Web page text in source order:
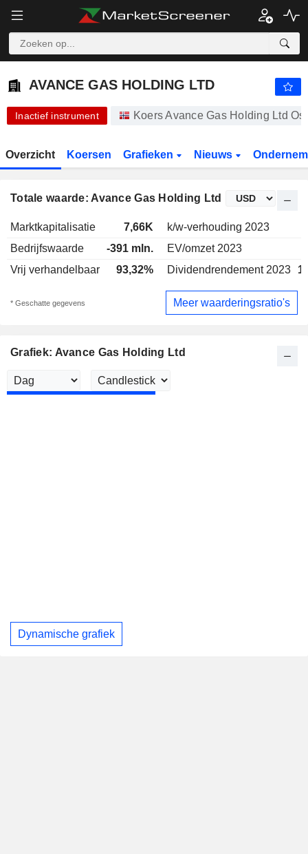
AVANCE GAS HOLDING LTD
Inactief instrument Koers Avance Gas Holding Ltd
Overzicht Koersen Grafieken Nieuws
Totale waarde: Avance Gas Holding Ltd
Marktkapitalisatie 7,66K k/w-verhouding 2023
Bedrijfswaarde
-391 mln. EV/omzet 2023
Vrij verhandelbaar
93,32% Dividendrendement 2023
* Geschatte gegevens Meer waarderingsratio's
Grafiek: Avance Gas Holding Ltd
Dynamische grafiek